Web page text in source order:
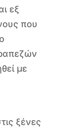
εξ
που
με
ξένες